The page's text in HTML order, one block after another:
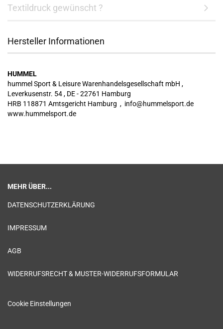
Textildruck gewünscht ?
Hersteller Informationen
HUMMEL
hummel Sport & Leisure Warenhandelsgesellschaft mbH ,
Leverkusenstr. 54 , DE - 22761 Hamburg
HRB 118871 Amtsgericht Hamburg , info@hummelsport.de
www.hummelsport.de
MEHR ÜBER...
DATENSCHUTZERKLÄRUNG
IMPRESSUM
AGB
WIDERRUFSRECHT & MUSTER-WIDERRUFSFORMULAR
Cookie Einstellungen